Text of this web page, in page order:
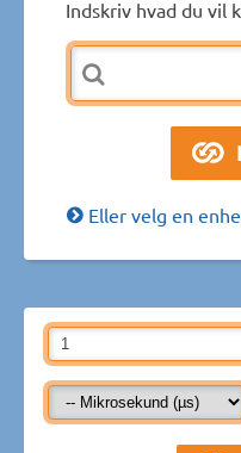
Indskriv hvad du vil
Eller velg en